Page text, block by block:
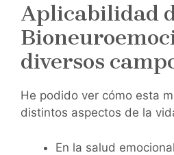
Aplicabilidad
diversos
He podido ver cómo esta
distintos aspectos de la
En la salud